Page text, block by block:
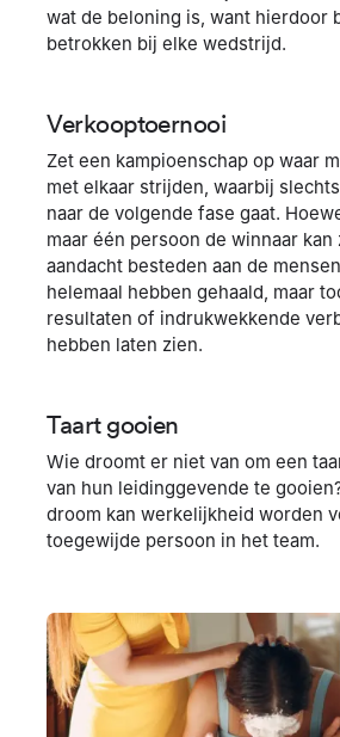
wat de beloning is, want hierdoor
betrokken bij elke wedstrijd.
Verkooptoernooi
Zet een kampioenschap op waar
met elkaar strijden, waarbij
naar de volgende fase gaat.
maar één persoon de winnaar kan
aandacht besteden aan de
helemaal hebben gehaald, maar
resultaten of indrukwekkende
hebben laten zien.
Taart gooien
Wie droomt er niet van om een
van hun leidinggevende te
droom kan werkelijkheid worden
toegewijde persoon in het team.